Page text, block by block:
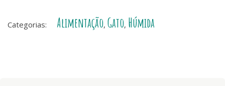
-
Categorias: Alimentação, Gato, Húmida